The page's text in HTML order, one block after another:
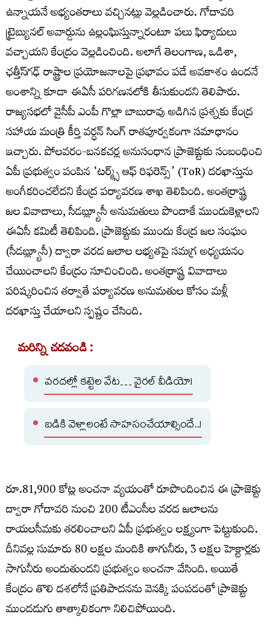
ఉన్నాయనే అభ్యంతరాలు వచ్చినట్లు వెల్లడించారు. గోదావరి
ట్రైబ్యునల్ అవార్డును ఉల్లంఘిస్తున్నారంటూ పలు ఫిర్యాదులు
వచ్చాయని కేంద్రం వెల్లడించింది. అలాగే తెలంగాణ, ఒడిశా,
ఛత్తీస్‌గఢ్ రాష్ట్రాల ప్రయోజనాలపై ప్రభావం పడే అవకాశం ఉందనే
అంశాన్ని కూడా ఈఏసీ పరిగణనలోకి తీసుకుందని తెలిపారు.
రాజ్యసభలో వైసీపీ ఎంపీ గొల్లా బాబురావు అడిగిన ప్రశ్నకు కేంద్ర
సహాయ మంత్రి కీర్తి వర్ధన్ సింగ్ రాతపూర్వకంగా సమాధానం
ఇచ్చారు. పోలవరం-బనకచర్ల అనుసంధాన ప్రాజెక్టుకు సంబంధించి
ఏపీ ప్రభుత్వం పంపిన ‘టర్మ్స్ ఆఫ్ రిఫరెన్స్’ (ToR) దరఖాస్తును
అంగీకరించలేదని కేంద్ర పర్యావరణ శాఖ తెలిపింది. అంతర్రాష్ట్ర
జల వివాదాలు, సీడబ్ల్యూసీ అనుమతులు పొందాకే ముందుకెళ్లాలని
ఈఏసీ కమిటీ తెలిపింది. ప్రాజెక్టుకు ముందు కేంద్ర జల సంఘం
(సీడబ్ల్యూసీ) ద్వారా వరద జలాల లభ్యతపై సమగ్ర అధ్యయనం
చేయించాలని కేంద్రం సూచించింది. అంతర్రాష్ట్ర వివాదాలు
పరిష్కరించిన తర్వాతే పర్యావరణ అనుమతుల కోసం మళ్లీ
దరఖాస్తు చేయాలని స్పష్టం చేసింది.
మరిన్ని చదవండి :
వరదల్లో కట్టెల వేట… వైరల్ వీడియో!
బడికి వెళ్లాలంటే సాహసంచేయాల్సిందే..!
రూ.81,900 కోట్ల అంచనా వ్యయంతో రూపొందించిన ఈ ప్రాజెక్టు
ద్వారా గోదావరి నుంచి 200 టీఎంసీల వరద జలాలను
రాయలసీమకు తరలించాలని ఏపీ ప్రభుత్వం లక్ష్యంగా పెట్టుకుంది.
దీనివల్ల సుమారు 80 లక్షల మందికి తాగునీరు, 3 లక్షల హెక్టార్లకు
సాగునీరు అందుతుందని ప్రభుత్వం అంచనా వేసింది. అయితే
కేంద్రం తొలి దశలోనే ప్రతిపాదనను వెనక్కి పంపడంతో ప్రాజెక్టు
ముందడుగు తాత్కాలికంగా నిలిచిపోయింది.